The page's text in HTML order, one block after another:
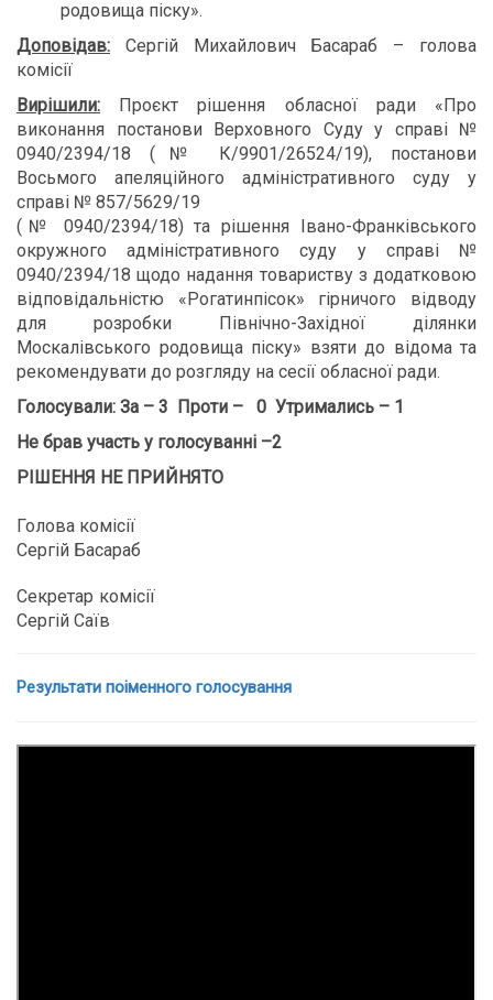
родовища піску».
Доповідав: Сергій Михайлович Басараб – голова
комісії
Вирішили: Проєкт рішення обласної ради «Про
виконання постанови Верховного Суду у справі №
0940/2394/18 (№ К/9901/26524/19), постанови
Восьмого апеляційного адміністративного суду у
справі № 857/5629/19
(№ 0940/2394/18) та рішення Івано-Франківського
окружного адміністративного суду у справі №
0940/2394/18 щодо надання товариству з додатковою
відповідальністю «Рогатинпісок» гірничого відводу
для розробки Північно-Західної ділянки
Москалівського родовища піску» взяти до відома та
рекомендувати до розгляду на сесії обласної ради.
Голосували: За – 3 Проти – 0 Утримались – 1
Не брав участь у голосуванні –2
РІШЕННЯ НЕ ПРИЙНЯТО
Голова комісії
Сергій Басараб
Секретар комісії
Сергій Саїв
Результати поіменного голосування